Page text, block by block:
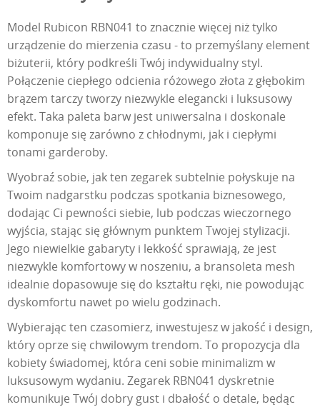
Model Rubicon RBN041 to znacznie więcej niż tylko
urządzenie do mierzenia czasu - to przemyślany element
biżuterii, który podkreśli Twój indywidualny styl.
Połączenie ciepłego odcienia różowego złota z głębokim
brązem tarczy tworzy niezwykle elegancki i luksusowy
efekt. Taka paleta barw jest uniwersalna i doskonale
komponuje się zarówno z chłodnymi, jak i ciepłymi
tonami garderoby.
Wyobraź sobie, jak ten zegarek subtelnie połyskuje na
Twoim nadgarstku podczas spotkania biznesowego,
dodając Ci pewności siebie, lub podczas wieczornego
wyjścia, stając się głównym punktem Twojej stylizacji.
Jego niewielkie gabaryty i lekkość sprawiają, że jest
niezwykle komfortowy w noszeniu, a bransoleta mesh
idealnie dopasowuje się do kształtu ręki, nie powodując
dyskomfortu nawet po wielu godzinach.
Wybierając ten czasomierz, inwestujesz w jakość i design,
który oprze się chwilowym trendom. To propozycja dla
kobiety świadomej, która ceni sobie minimalizm w
luksusowym wydaniu. Zegarek RBN041 dyskretnie
komunikuje Twój dobry gust i dbałość o detale, będąc